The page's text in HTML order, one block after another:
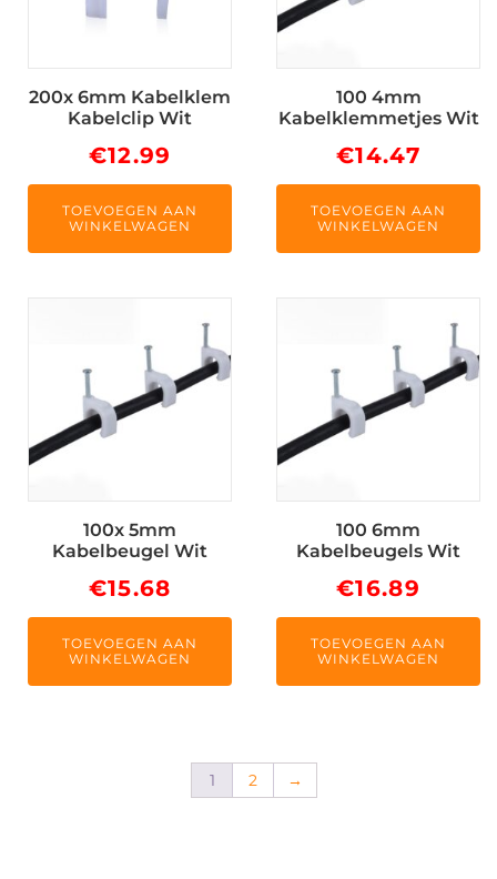
200x 6mm Kabelklem
Kabelclip Wit
€12.99
TOEVOEGEN AAN
WINKELWAGEN
100 4mm
Kabelklemmetjes Wit
€14.47
TOEVOEGEN AAN
WINKELWAGEN
100x 5mm
Kabelbeugel Wit
€15.68
TOEVOEGEN AAN
WINKELWAGEN
100 6mm
Kabelbeugels Wit
€16.89
TOEVOEGEN AAN
WINKELWAGEN
1 2 →